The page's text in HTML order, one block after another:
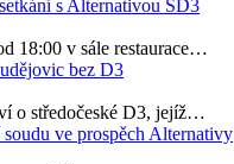
s Alternativou SD3
18:00 v sále restaurace…
bez D3
o středočeské D3, jejíž…
ve prospěch Alternativy